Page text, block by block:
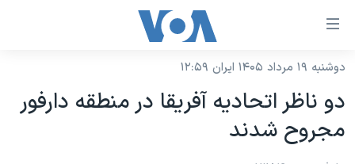
لینکهای
دسترسی
جهش
محتوای
اصلی
نسخه سبک وب‌سایت
موضوع ها
دوشنبه ۱۹ مرداد ۱۴۰۵ ایران ۱۲:۵۹
دو ناظر اتحاديه آفريقا در منطقه دارفور
مجروح شدند